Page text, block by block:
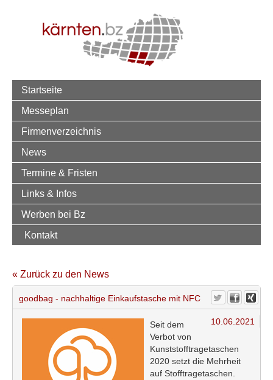
Startseite
Messeplan
Firmenverzeichnis
News
Termine & Fristen
Links & Infos
Werben bei Bz
Kontakt
« Zurück zu den News
goodbag - nachhaltige Einkaufstasche mit NFC
10.06.2021
Seit dem
Verbot von
Kunststofftragetaschen
2020 setzt die Mehrheit
auf Stofftragetaschen.